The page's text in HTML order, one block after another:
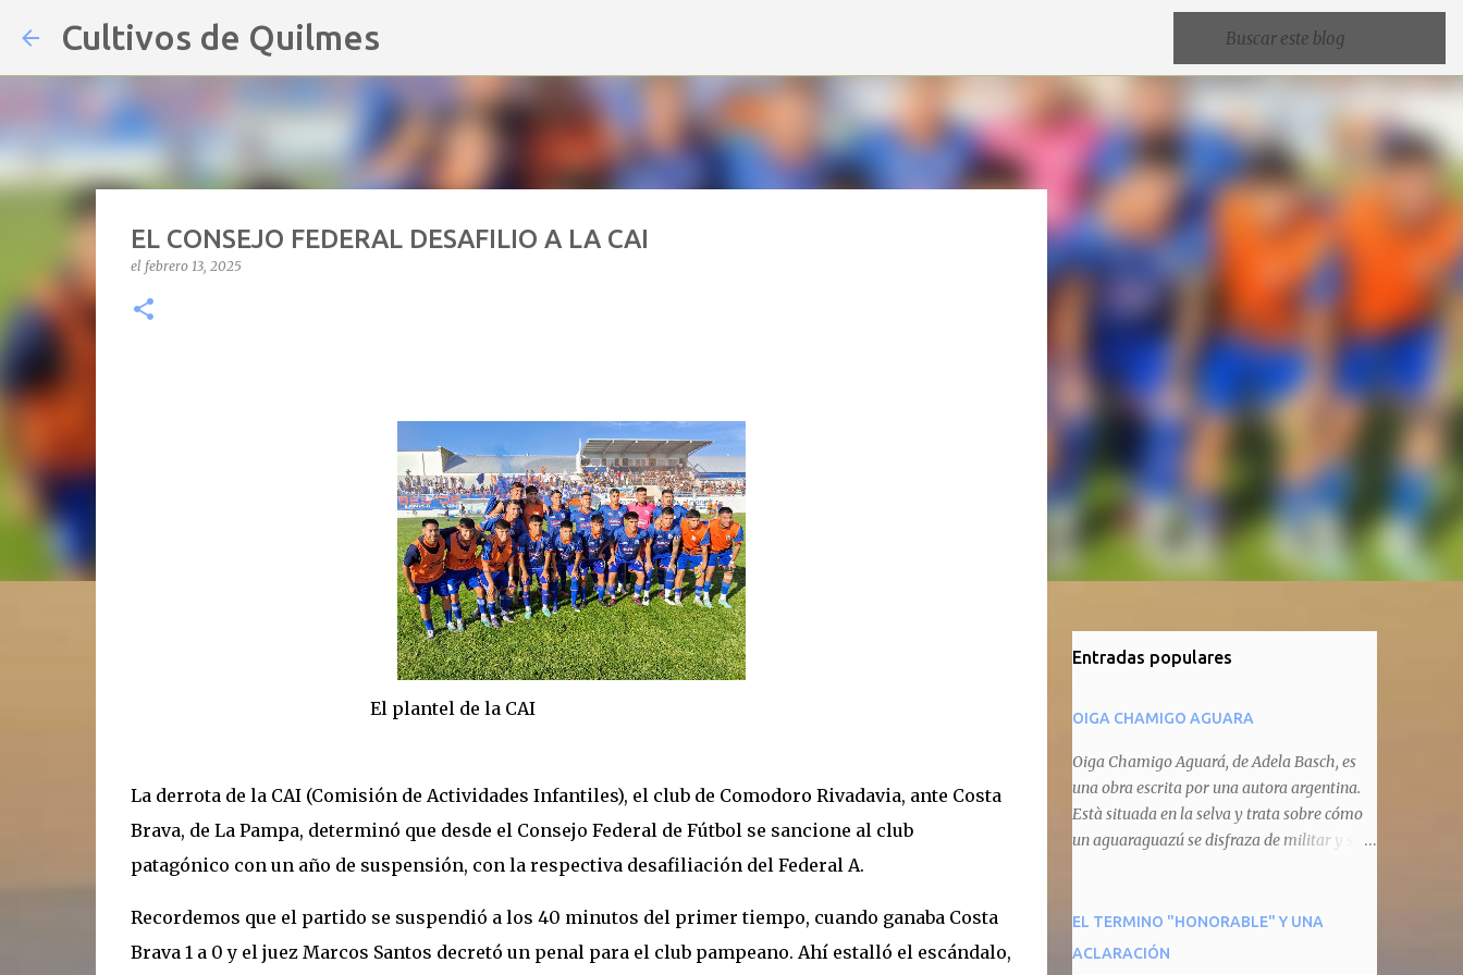
Cultivos de Quilmes
EL CONSEJO FEDERAL DESAFILIO A LA CAI
el febrero 13, 2025
El plantel de la CAI
La derrota de la CAI (Comisión de Actividades Infantiles), el club de Comodoro Rivadavia, ante Costa
Brava, de La Pampa, determinó que desde el Consejo Federal de Fútbol se sancione al club
patagónico con un año de suspensión, con la respectiva desafiliación del Federal A.
Recordemos que el partido se suspendió a los 40 minutos del primer tiempo, cuando ganaba Costa
Brava 1 a 0 y el juez Marcos Santos decretó un penal para el club pampeano. Ahí estalló el escándalo,
Entradas populares
OIGA CHAMIGO AGUARA
Oiga Chamigo Aguará, de Adela Basch, es
una obra escrita por una autora argentina.
Està situada en la selva y trata sobre cómo
un aguaraguazú se disfraza de militar y se
animal que pretenda circular por ahí. En
primera instancia aparece Teteu, el tero,
EL TERMINO "HONORABLE" Y UNA
ACLARACIÓN